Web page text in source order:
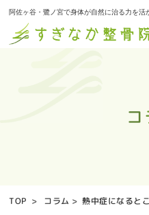
阿佐ヶ谷・鷺ノ宮で身体が自然に治る力を活
TOP > コラム > 熱中症になると